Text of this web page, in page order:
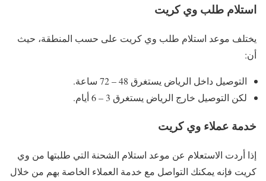
استلام طلب وي كريت
يختلف موعد استلام طلب وي كريت على حسب المنطقة، حيث
أن:
التوصيل داخل الرياض يستغرق 48 – 72 ساعة.
لكن التوصيل خارج الرياض يستغرق 3 – 6 أيام.
خدمة عملاء وي كريت
إذا أردت الاستعلام عن موعد استلام الشحنة التي طلبتها من وي
كريت فإنه يمكنك التواصل مع خدمة العملاء الخاصة بهم من خلال